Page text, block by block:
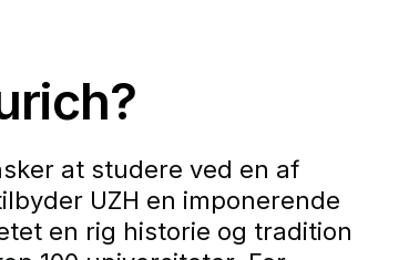
at studere ved en af
UZH en imponerende
en rig historie og tradition